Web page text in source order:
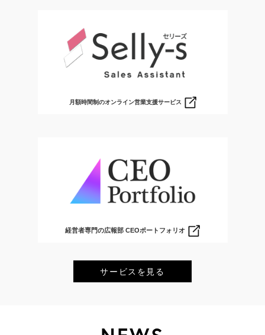
月額時間制のオンライン営業支援サービス
経営者専門の広報部 CEOポートフォリオ
サービスを見る